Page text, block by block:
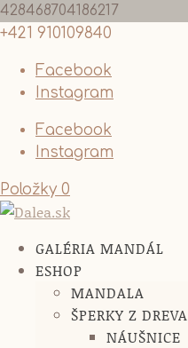
428468704186217
+421 910109840
Facebook
Instagram
Facebook
Instagram
Položky 0
GALÉRIA MANDÁL
ESHOP
MANDALA
ŠPERKY Z DREVA
NÁUŠNICE